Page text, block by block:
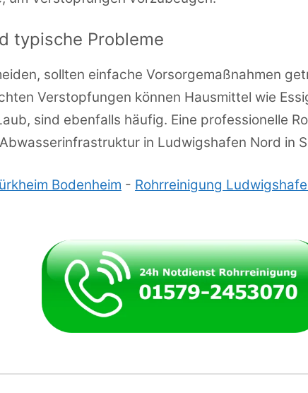
typische Probleme
sollten einfache Vorsorgemaßnahmen
Verstopfungen können Hausmittel wie
sind ebenfalls häufig. Eine professionelle
in Ludwigshafen Nord in
Bodenheim - Rohrreinigung